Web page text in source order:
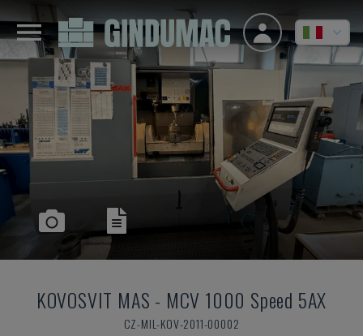
KOVOSVIT MAS - MCV 1000 Speed 5AX
CZ-MIL-KOV-2011-00002